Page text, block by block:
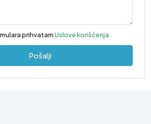
prihvatamUslove korišćenja
Pošalji